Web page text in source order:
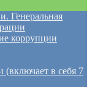
Генеральная
коррупции
(включает в себя 7